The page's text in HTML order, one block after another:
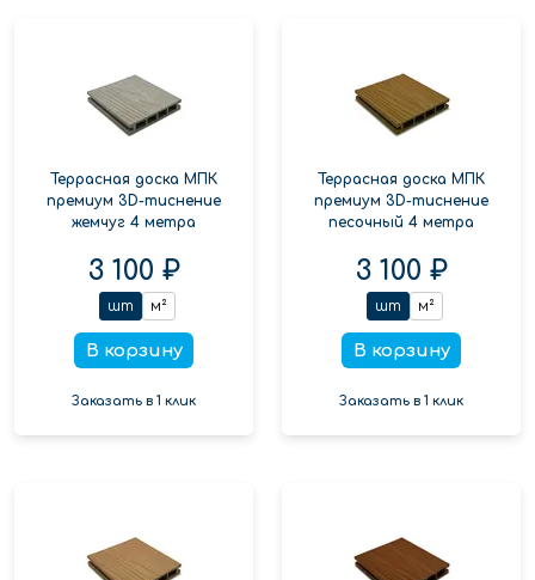
Террасная доска МПК
премиум 3D-тиснение
жемчуг 4 метра
3 100 ₽
шт м²
В корзину
Заказать в 1 клик
Террасная доска МПК
премиум 3D-тиснение
песочный 4 метра
3 100 ₽
шт м²
В корзину
Заказать в 1 клик